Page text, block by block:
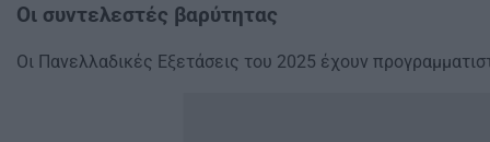
Οι συντελεστές βαρύτητας
Οι Πανελλαδικές Εξετάσεις του 2025 έχουν